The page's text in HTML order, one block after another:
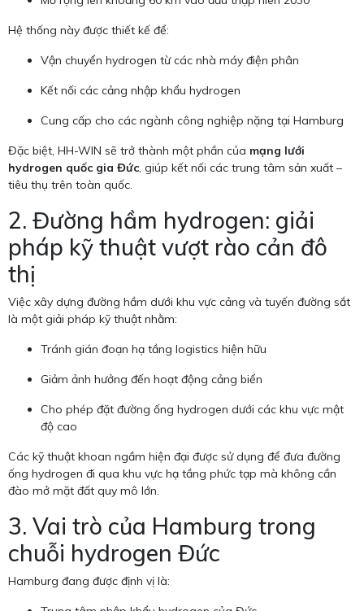
Hệ thống này được thiết kế để:
Vận chuyển hydrogen từ các nhà máy điện phân
Kết nối các cảng nhập khẩu hydrogen
Cung cấp cho các ngành công nghiệp nặng tại Hamburg
Đặc biệt, HH-WIN sẽ trở thành một phần của mạng lưới
hydrogen quốc gia Đức, giúp kết nối các trung tâm sản xuất –
tiêu thụ trên toàn quốc.
2. Đường hầm hydrogen: giải
pháp kỹ thuật vượt rào cản đô
thị
Việc xây dựng đường hầm dưới khu vực cảng và tuyến đường sắt
là một giải pháp kỹ thuật nhằm:
Tránh gián đoạn hạ tầng logistics hiện hữu
Giảm ảnh hưởng đến hoạt động cảng biển
Cho phép đặt đường ống hydrogen dưới các khu vực mật
độ cao
Các kỹ thuật khoan ngầm hiện đại được sử dụng để đưa đường
ống hydrogen đi qua khu vực hạ tầng phức tạp mà không cần
đào mở mặt đất quy mô lớn.
3. Vai trò của Hamburg trong
chuỗi hydrogen Đức
Hamburg đang được định vị là: